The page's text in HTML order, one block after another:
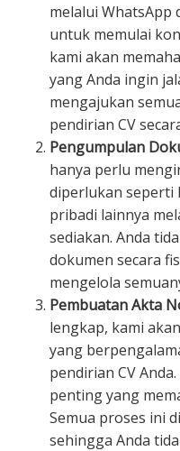
melalui WhatsApp
untuk memulai
kami akan
yang Anda ingin
mengajukan
pendirian CV
Pengumpulan
hanya perlu
diperlukan seperti
pribadi lainnya
sediakan. Anda
dokumen secara
mengelola
Pembuatan Akta
lengkap, kami
yang
pendirian CV
penting yang
Semua proses ini
sehingga Anda